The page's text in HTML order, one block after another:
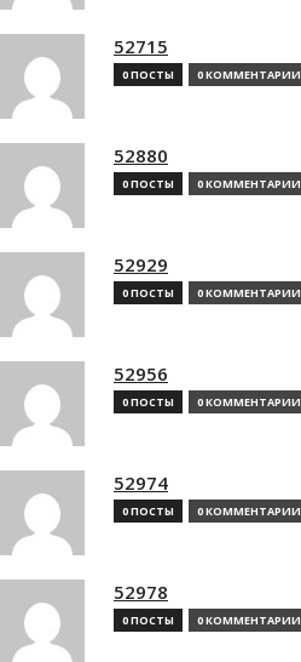
52715
0 ПОСТЫ 0 КОММЕНТАРИИ
52880
0 ПОСТЫ 0 КОММЕНТАРИИ
52929
0 ПОСТЫ 0 КОММЕНТАРИИ
52956
0 ПОСТЫ 0 КОММЕНТАРИИ
52974
0 ПОСТЫ 0 КОММЕНТАРИИ
52978
0 ПОСТЫ 0 КОММЕНТАРИИ